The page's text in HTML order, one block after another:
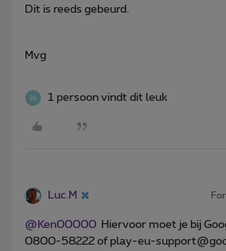
Dit is reeds gebeurd.
Mvg
1 persoon vindt dit leuk
Luc.M
@Ken00000 Hiervoor moet je bij
0800-58222 of play-eu-